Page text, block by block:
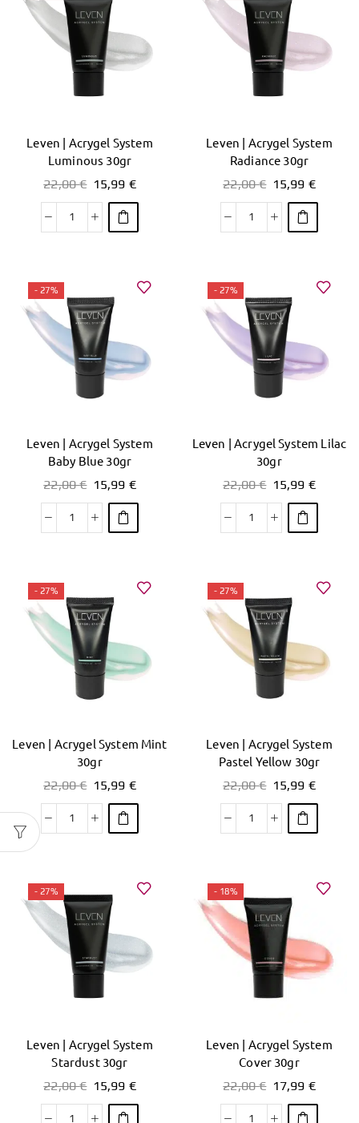
Leven | Acrygel System
Luminous 30gr
22,00€ 15,99 €
Leven | Acrygel System
Radiance 30gr
22,00€ 15,99 €
- 27%
Leven | Acrygel System
Baby Blue 30gr
22,00€ 15,99 €
- 27%
Leven | Acrygel System Lilac
30gr
22,00€ 15,99 €
- 27%
Leven | Acrygel System Mint
30gr
22,00€ 15,99 €
- 27%
Leven | Acrygel System
Pastel Yellow 30gr
22,00€ 15,99 €
- 27%
Leven | Acrygel System
Stardust 30gr
22,00€ 15,99 €
- 18%
Leven | Acrygel System
Cover 30gr
22,00€ 17,99 €